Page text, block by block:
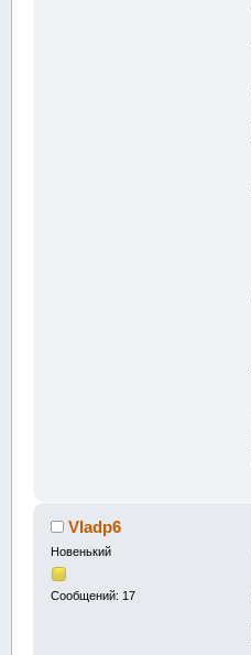
Vladp6
Новенький
Сообщений: 17